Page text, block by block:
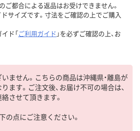
ご都合による返品はお受けできません。
サイズです。寸法をご確認の上でご購入
ド「ご利用ガイド 」を必ずご確認の上、お
ません。こちらの商品は沖縄県・離島が
ます。ご注文後、お届け不可の場合は、
させて頂きます。
の点にご注意ください。